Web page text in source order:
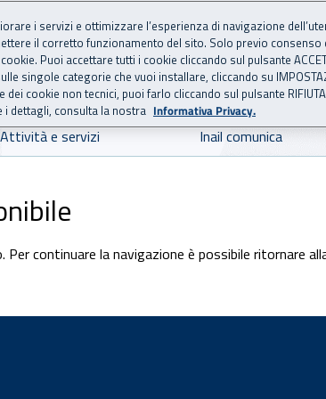
Nazionale per
Attività e servizi Inail comunica
continuare la navigazione è possibile ritornare
i servizi e ottimizzare l’esperienza di navigazione
il corretto funzionamento del sito. Solo previo consenso
Puoi accettare tutti i cookie cliccando sul pulsante
singole categorie che vuoi installare, cliccando su
cookie non tecnici, puoi farlo cliccando sul pulsante RIFIUTA
i dettagli, consulta la nostra Informativa Privacy.